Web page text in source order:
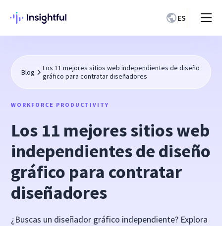
ES
Blog
Los 11 mejores sitios web independientes de diseño
gráfico para contratar diseñadores
WORKFORCE PRODUCTIVITY
Los 11 mejores sitios web
independientes de diseño
gráfico para contratar
diseñadores
¿Buscas un diseñador gráfico independiente? Explora